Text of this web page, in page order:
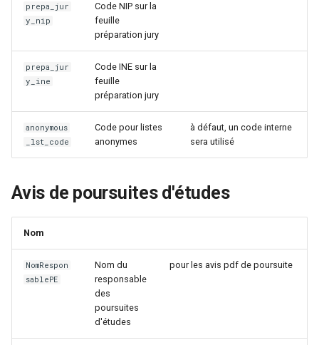
prepa_jur
y_nip
Code NIP sur la
feuille
préparation jury
prepa_jur
y_ine
Code INE sur la
feuille
préparation jury
anonymous
_lst_code
Code pour listes
anonymes
à défaut, un code interne
sera utilisé
Avis de poursuites d'études
Nom
NomRespon
sablePE
Nom du
responsable
des
poursuites
d'études
pour les avis pdf de poursuite